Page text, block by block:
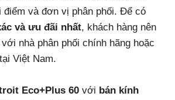
điểm và đơn vị phân phối. Để có
và ưu đãi nhất, khách hàng nên
nhà phân phối chính hãng hoặc
Việt Nam.
Eco+Plus 60 với bán kính